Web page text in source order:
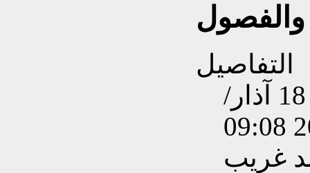
والفصول
التفاصيل
تم إنشاءه بتاريخ الأربعاء, 18 آذار/
غريب